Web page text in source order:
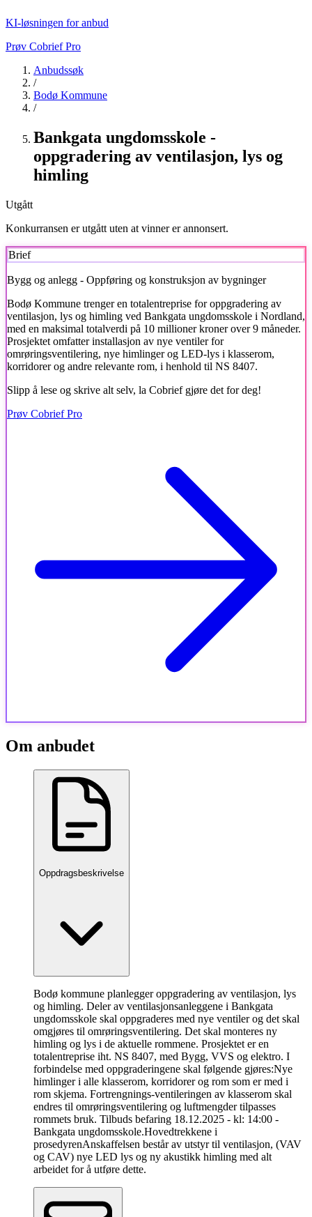
KI-løsningen for anbud
Prøv Cobrief Pro
Anbudssøk
/
Bodø Kommune
/
Bankgata ungdomsskole -
oppgradering av ventilasjon, lys og
himling
Utgått
Konkurransen er utgått uten at vinner er annonsert.
Brief
Bygg og anlegg - Oppføring og konstruksjon av bygninger
Bodø Kommune trenger en totalentreprise for oppgradering av
ventilasjon, lys og himling ved Bankgata ungdomsskole i Nordland,
med en maksimal totalverdi på 10 millioner kroner over 9 måneder.
Prosjektet omfatter installasjon av nye ventiler for
omrøringsventilering, nye himlinger og LED-lys i klasserom,
korridorer og andre relevante rom, i henhold til NS 8407.
Slipp å lese og skrive alt selv, la Cobrief gjøre det for deg!
Prøv Cobrief Pro
Om anbudet
Oppdragsbeskrivelse
Bodø kommune planlegger oppgradering av ventilasjon, lys
og himling. Deler av ventilasjonsanleggene i Bankgata
ungdomsskole skal oppgraderes med nye ventiler og det skal
omgjøres til omrøringsventilering. Det skal monteres ny
himling og lys i de aktuelle rommene. Prosjektet er en
totalentreprise iht. NS 8407, med Bygg, VVS og elektro. I
forbindelse med oppgraderingene skal følgende gjøres:Nye
himlinger i alle klasserom, korridorer og rom som er med i
rom skjema. Fortrengnings-ventileringen av klasserom skal
endres til omrøringsventilering og luftmengder tilpasses
rommets bruk. Tilbuds befaring 18.12.2025 - kl: 14:00 -
Bankgata ungdomsskole.Hovedtrekkene i
prosedyrenAnskaffelsen består av utstyr til ventilasjon, (VAV
og CAV) nye LED lys og ny akustikk himling med alt
arbeidet for å utføre dette.